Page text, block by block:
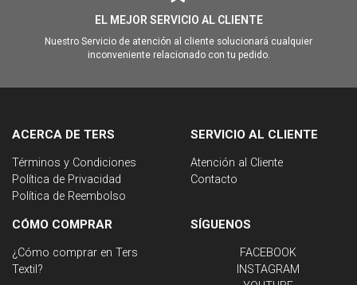
EL MEJOR SERVICIO AL CLIENTE
Nuestro Servicio de atención al cliente solucionará cualquier
inconveniente relacionado con tu pedido.
ACERCA DE TERS
Términos y Condiciones
Política de Privacidad
Política de Reembolso
SERVICIO AL CLIENTE
Atención al Cliente
Contacto
CÓMO COMPRAR
¿Cómo comprar en Ters
Textil?
SÍGUENOS
FACEBOOK
INSTAGRAM